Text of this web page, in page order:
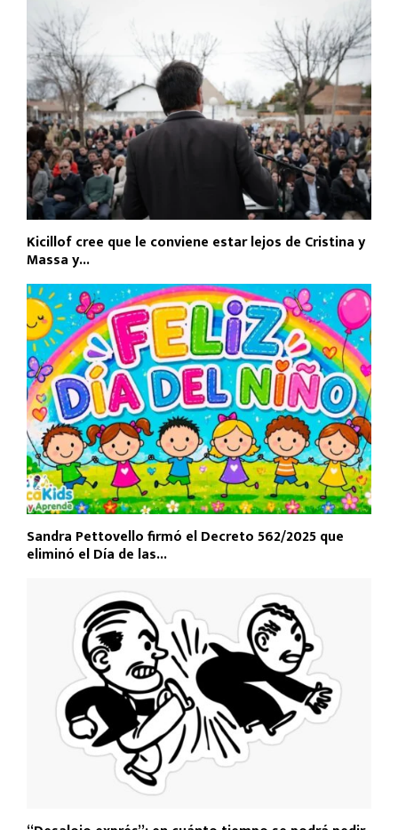
Kicillof cree que le conviene estar lejos de Cristina y
Massa y...
Sandra Pettovello firmó el Decreto 562/2025 que
eliminó el Día de las...